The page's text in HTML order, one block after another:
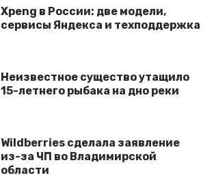
Xpeng в России: две модели,
сервисы Яндекса и техподдержка
Неизвестное существо утащило
15-летнего рыбака на дно реки
Wildberries cделала заявление
из-за ЧП во Владимирской
области